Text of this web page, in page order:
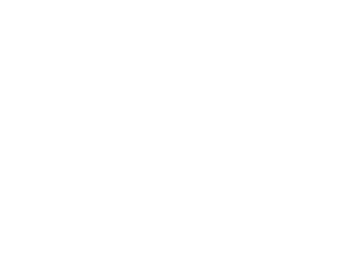
la liseuse. Ce bouton
liseuse posée sur le
dans un lit).